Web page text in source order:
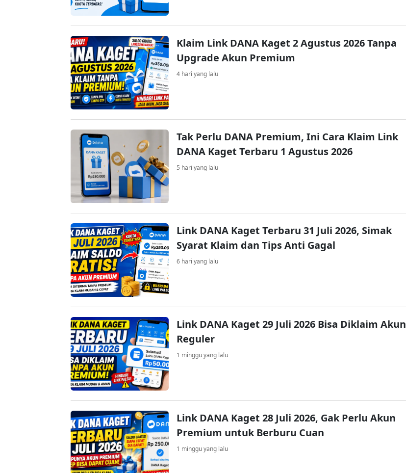
Klaim Link DANA Kaget 2 Agustus 2026 Tanpa
Upgrade Akun Premium
4 hari yang lalu
Tak Perlu DANA Premium, Ini Cara Klaim Link
DANA Kaget Terbaru 1 Agustus 2026
5 hari yang lalu
Link DANA Kaget Terbaru 31 Juli 2026, Simak
Syarat Klaim dan Tips Anti Gagal
6 hari yang lalu
Link DANA Kaget 29 Juli 2026 Bisa Diklaim Akun
Reguler
1 minggu yang lalu
Link DANA Kaget 28 Juli 2026, Gak Perlu Akun
Premium untuk Berburu Cuan
1 minggu yang lalu